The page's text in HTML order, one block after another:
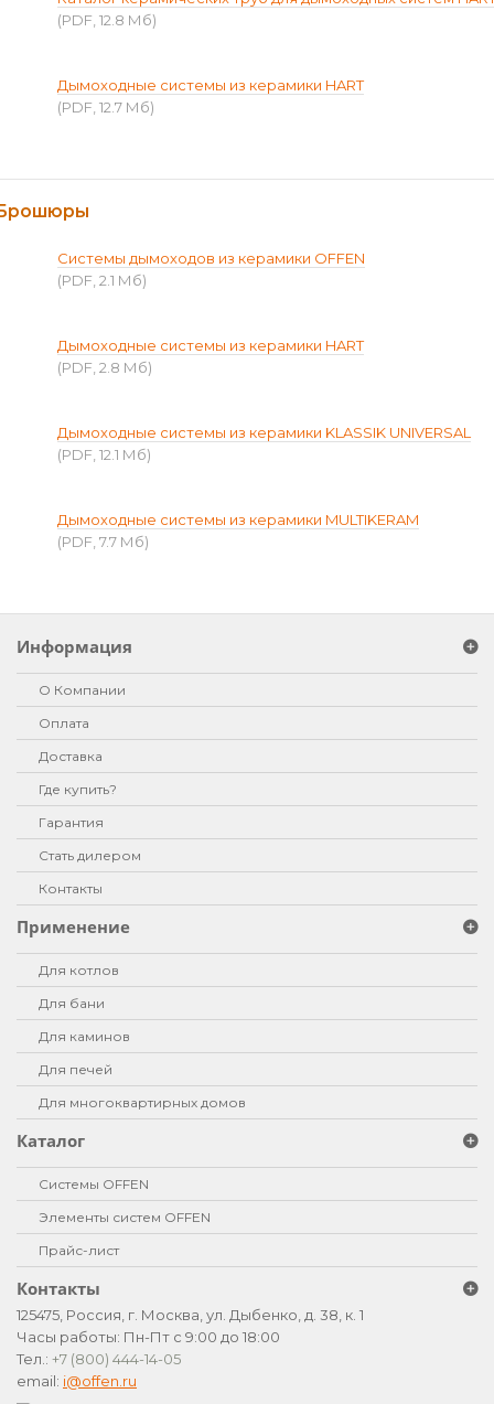
(PDF, 12.8 Мб)
Дымоходные системы из керамики HART
(PDF, 12.7 Мб)
Системы дымоходов из керамики OFFEN
(PDF, 2.1 Мб)
Дымоходные системы из керамики HART
(PDF, 2.8 Мб)
Дымоходные системы из керамики KLASSIK UNIVERSAL
(PDF, 12.1 Мб)
Дымоходные системы из керамики MULTIKERAM
(PDF, 7.7 Мб)
Информация
О Компании
Оплата
Доставка
Где купить?
Гарантия
Стать дилером
Контакты
Применение
Для котлов
Для бани
Для каминов
Для печей
Для многоквартирных домов
Каталог
Системы OFFEN
Элементы систем OFFEN
Прайс-лист
Контакты
125475, Россия, г. Москва, ул. Дыбенко, д. 38, к. 1
Часы работы: Пн-Пт с 9:00 до 18:00
Тел.: +7 (800) 444-14-05
email: i@offen.ru